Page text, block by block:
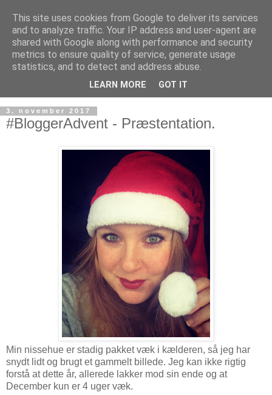
3. november 2017
#BloggerAdvent - Præstentation.
Min nissehue er stadig pakket væk i kælderen, så jeg har
snydt lidt og brugt et gammelt billede. Jeg kan ikke rigtig
forstå at dette år, allerede lakker mod sin ende og at
December kun er 4 uger væk.
This site uses cookies from Google to deliver its services
and to analyze traffic. Your IP address and user-agent are
shared with Google along with performance and security
metrics to ensure quality of service, generate usage
statistics, and to detect and address abuse.
LEARN MORE GOT IT